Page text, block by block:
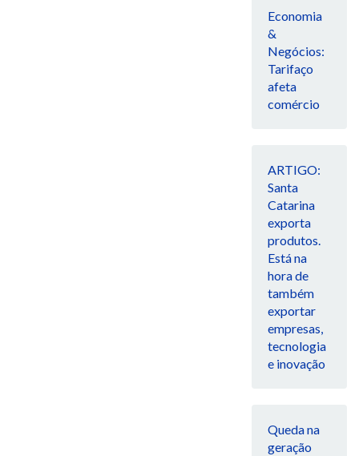
Economia
&
Negócios:
Tarifaço
afeta
comércio
ARTIGO:
Santa
Catarina
exporta
produtos.
Está na
hora de
também
exportar
empresas,
tecnologia
e inovação
Queda na
geração